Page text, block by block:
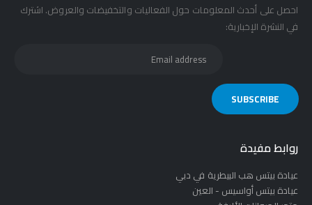
احصل على أحدث المعلومات حول الفعاليات والتخفيضات والعروض. اشترك
في النشرة الإخبارية:
روابط مفيدة
عيادة بيتس هب البيطرية في دبي
عيادة بيتس أواسيس - العين